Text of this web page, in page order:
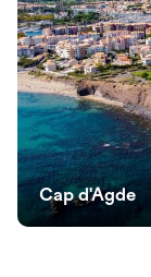
Cap d'Agde